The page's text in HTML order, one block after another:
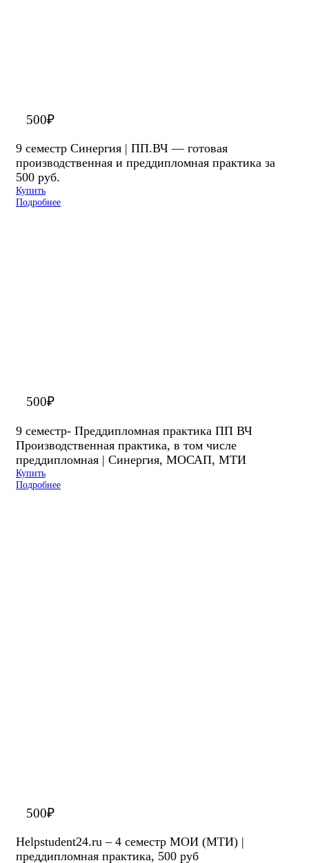
500₽
9 семестр Синергия | ПП.ВЧ — готовая
производственная и преддипломная практика за
500 руб.
Купить
Подробнее
500₽
9 семестр- Преддипломная практика ПП ВЧ
Производственная практика, в том числе
преддипломная | Синергия, МОСАП, МТИ
Купить
Подробнее
500₽
Helpstudent24.ru – 4 семестр МОИ (МТИ) |
преддипломная практика, 500 руб